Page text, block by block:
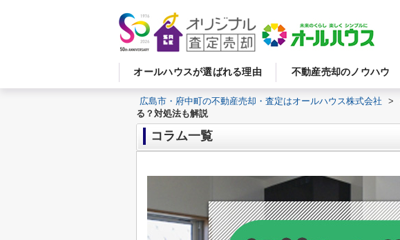
オールハウスが選ばれる理由 不動産売却のノウハウ
広島市・府中町の不動産売却・査定はオールハウス株式会社 >
る？対処法も解説
コラム一覧